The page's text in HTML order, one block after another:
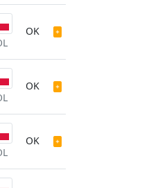
OK
OK
OK